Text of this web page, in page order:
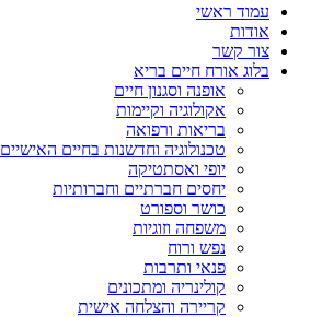
עמוד ראשי
אודות
צור קשר
בלוג אורח חיים בריא
אופנה וסגנון חיים
אקולוגיה וקיימות
בריאות ורפואה
טכנולוגיה וחדשנות בחיים האישיים
יופי ואסתטיקה
יחסים חברתיים וחברותיות
כושר וספורט
משפחה וזוגיות
נפש ורוח
פנאי ותרבות
קולינריה ומתכונים
קריירה והצלחה אישית